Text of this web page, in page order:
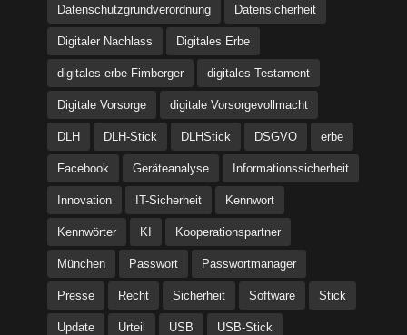
Datenschutzgrundverordnung Datensicherheit
Digitaler Nachlass Digitales Erbe
digitales erbe Fimberger digitales Testament
Digitale Vorsorge digitale Vorsorgevollmacht
DLH DLH-Stick DLHStick DSGVO erbe
Facebook Geräteanalyse Informationssicherheit
Innovation IT-Sicherheit Kennwort
Kennwörter KI Kooperationspartner
München Passwort Passwortmanager
Presse Recht Sicherheit Software Stick
Update Urteil USB USB-Stick